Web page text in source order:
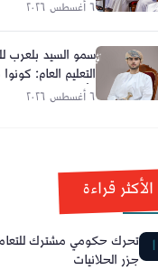
٦ أغسطس ٢٠٢٦
سمو السيد بلعرب
التعليم العام:
وأحلامكم تصنع
٦ أغسطس ٢٠٢٦
الأكثر قراءة
1 تحرك حكومي مشترك
جزر الحلانيات